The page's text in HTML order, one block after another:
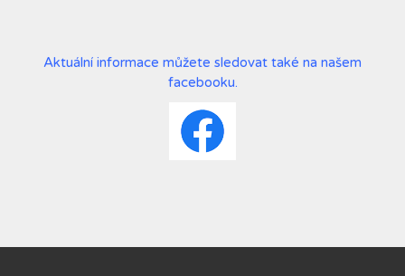
Aktuální informace můžete sledovat také na našem
facebooku.